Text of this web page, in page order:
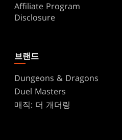
Affiliate Program
Disclosure
브랜드
Dungeons & Dragons
Duel Masters
매직: 더 개더링